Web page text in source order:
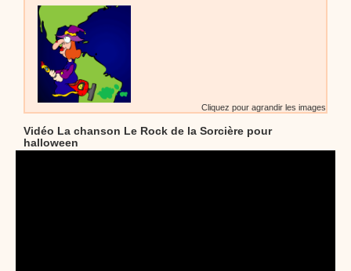
Cliquez pour agrandir les images
Vidéo La chanson Le Rock de la Sorcière pour
halloween